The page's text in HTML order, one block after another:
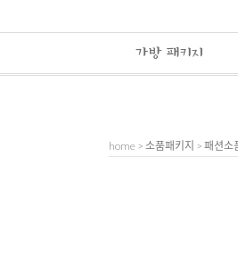
가방 패키지
home > 소품패키지 > 패션소